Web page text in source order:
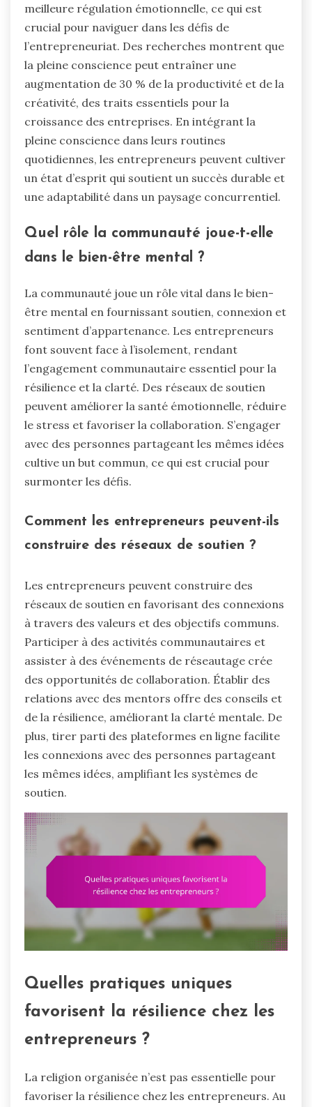
meilleure régulation émotionnelle, ce qui est
crucial pour naviguer dans les défis de
l’entrepreneuriat. Des recherches montrent que
la pleine conscience peut entraîner une
augmentation de 30 % de la productivité et de la
créativité, des traits essentiels pour la
croissance des entreprises. En intégrant la
pleine conscience dans leurs routines
quotidiennes, les entrepreneurs peuvent cultiver
un état d’esprit qui soutient un succès durable et
une adaptabilité dans un paysage concurrentiel.
Quel rôle la communauté joue-t-elle
dans le bien-être mental ?
La communauté joue un rôle vital dans le bien-
être mental en fournissant soutien, connexion et
sentiment d’appartenance. Les entrepreneurs
font souvent face à l’isolement, rendant
l’engagement communautaire essentiel pour la
résilience et la clarté. Des réseaux de soutien
peuvent améliorer la santé émotionnelle, réduire
le stress et favoriser la collaboration. S’engager
avec des personnes partageant les mêmes idées
cultive un but commun, ce qui est crucial pour
surmonter les défis.
Comment les entrepreneurs peuvent-ils
construire des réseaux de soutien ?
Les entrepreneurs peuvent construire des
réseaux de soutien en favorisant des connexions
à travers des valeurs et des objectifs communs.
Participer à des activités communautaires et
assister à des événements de réseautage crée
des opportunités de collaboration. Établir des
relations avec des mentors offre des conseils et
de la résilience, améliorant la clarté mentale. De
plus, tirer parti des plateformes en ligne facilite
les connexions avec des personnes partageant
les mêmes idées, amplifiant les systèmes de
soutien.
Quelles pratiques uniques
favorisent la résilience chez les
entrepreneurs ?
La religion organisée n’est pas essentielle pour
favoriser la résilience chez les entrepreneurs. Au